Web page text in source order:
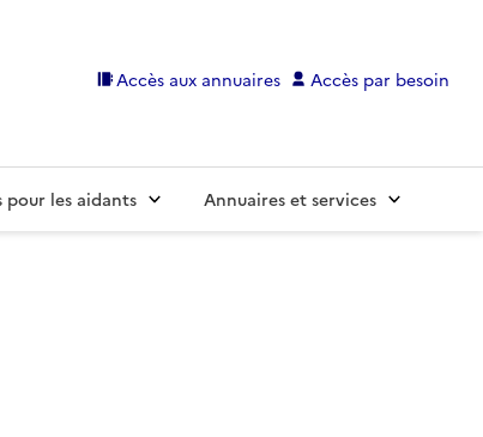
Accès aux annuaires Accès par besoin
pour les aidants Annuaires et services